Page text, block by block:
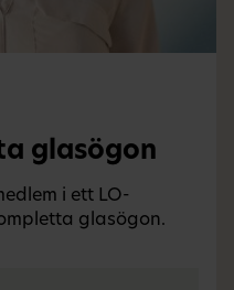
glasögon
i ett LO-
glasögon.